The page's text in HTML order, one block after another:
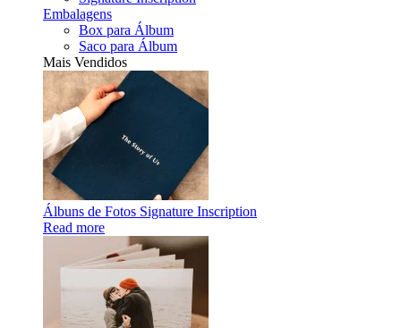
Embalagens
Box para Álbum
Saco para Álbum
Mais Vendidos
Álbuns de Fotos Signature Inscription
Read more